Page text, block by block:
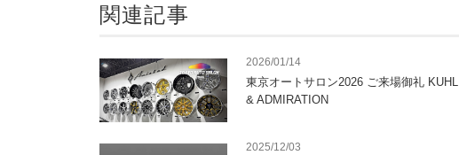
関連記事
2026/01/14
東京オートサロン2026 ご来場御礼 KUHL
& ADMIRATION
2025/12/03